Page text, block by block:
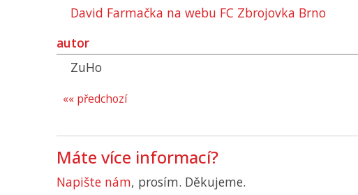
David Farmačka na webu FC Zbrojovka Brno
autor
ZuHo
«« předchozí
Máte více informací?
Napište nám, prosím. Děkujeme.